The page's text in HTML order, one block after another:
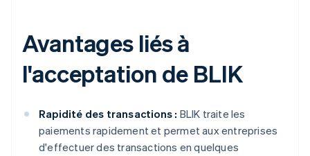
Avantages liés à
l'acceptation de BLIK
Rapidité des transactions : BLIK traite les
paiements rapidement et permet aux entreprises
d'effectuer des transactions en quelques